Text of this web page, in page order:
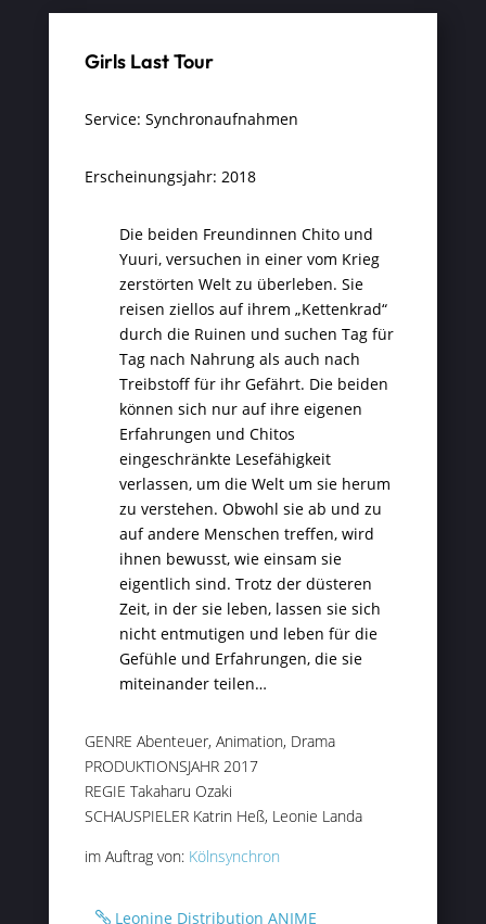
Girls Last Tour
Service: Synchronaufnahmen
Erscheinungsjahr: 2018
Die beiden Freundinnen Chito und
Yuuri, versuchen in einer vom Krieg
zerstörten Welt zu überleben. Sie
reisen ziellos auf ihrem „Kettenkrad“
durch die Ruinen und suchen Tag für
Tag nach Nahrung als auch nach
Treibstoff für ihr Gefährt. Die beiden
können sich nur auf ihre eigenen
Erfahrungen und Chitos
eingeschränkte Lesefähigkeit
verlassen, um die Welt um sie herum
zu verstehen. Obwohl sie ab und zu
auf andere Menschen treffen, wird
ihnen bewusst, wie einsam sie
eigentlich sind. Trotz der düsteren
Zeit, in der sie leben, lassen sie sich
nicht entmutigen und leben für die
Gefühle und Erfahrungen, die sie
miteinander teilen…
GENRE Abenteuer, Animation, Drama
PRODUKTIONSJAHR 2017
REGIE Takaharu Ozaki
SCHAUSPIELER Katrin Heß, Leonie Landa
im Auftrag von: Kölnsynchron
Leonine Distribution ANIME